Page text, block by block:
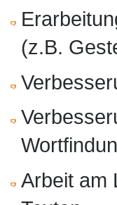
(z.B.
Arbeit am